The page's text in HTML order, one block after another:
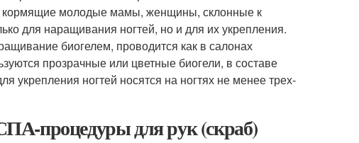
кормящие молодые мамы, женщины, склонные к
для наращивания ногтей, но и для их укрепления.
биогелем, проводится как в салонах
прозрачные или цветные биогели, в составе
укрепления ногтей носятся на ногтях не менее трех-
процедуры для рук (скраб)